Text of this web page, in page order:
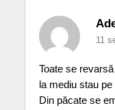
11
Toate se
la mediu stau
Din păcate se